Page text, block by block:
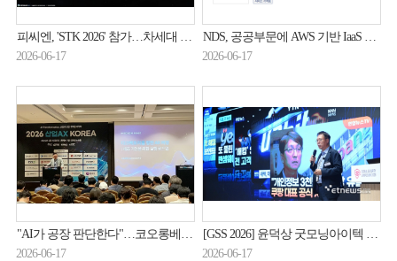
피씨엔, 'STK 2026' 참가…차세대 디지털 혁신 기술 소개
2026-06-17
NDS, 공공부문에 AWS 기반 IaaS 중개서비스 제공
2026-06-17
"AI가 공장 판단한다"…코오롱베니트, 제조 AX 전략 공개
2026-06-17
[GSS 2026] 윤덕상 굿모닝아이텍 전무 “AI 위협 대응엔 제로트러스트 필수”
2026-06-17